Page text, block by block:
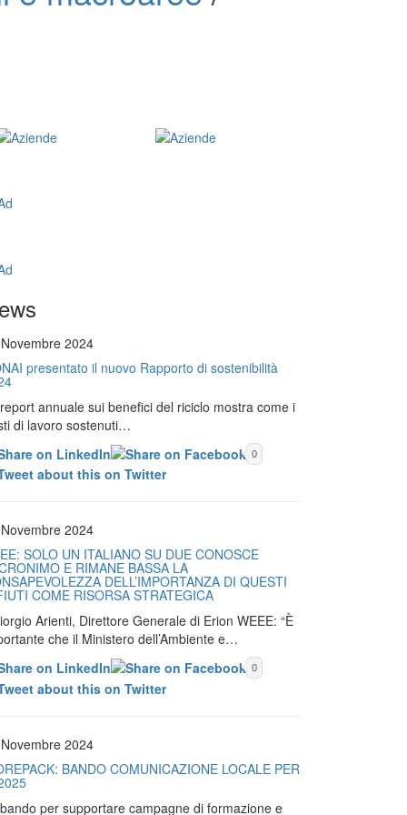
2024
presentato il nuovo Rapporto di sostenibilità
annuale sui benefici del riciclo mostra come i
di lavoro sostenuti…
0
2024
SOLO UN ITALIANO SU DUE CONOSCE
E RIMANE BASSA LA
DELL’IMPORTANZA DI QUESTI
COME RISORSA STRATEGICA
Arienti, Direttore Generale di Erion WEEE: “È
che il Ministero dell’Ambiente e…
0
2024
BANDO COMUNICAZIONE LOCALE PER
per supportare campagne di formazione e